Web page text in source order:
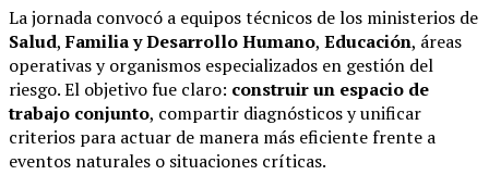
La jornada convocó a equipos técnicos de los ministerios de
Salud,Familia y Desarrollo Humano, Educación, áreas
operativas y organismos especializados en gestión del
riesgo. El objetivo fue claro: construir un espacio de
trabajo conjunto, compartir diagnósticos y unificar
criterios para actuar de manera más eficiente frente a
eventos naturales o situaciones críticas.